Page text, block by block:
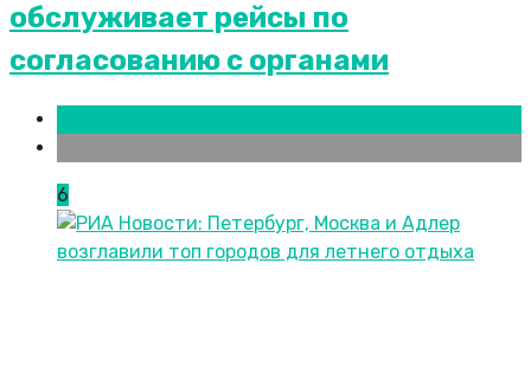
обслуживает рейсы по
согласованию c органами
6